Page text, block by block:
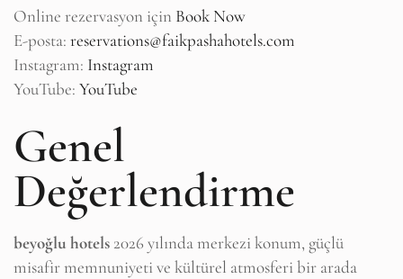
Online rezervasyon için Book Now
E-posta: reservations@faikpashahotels.com
Instagram: Instagram
YouTube: YouTube
Genel
Değerlendirme
beyoğlu hotels 2026 yılında merkezi konum, güçlü
misafir memnuniyeti ve kültürel atmosferi bir arada